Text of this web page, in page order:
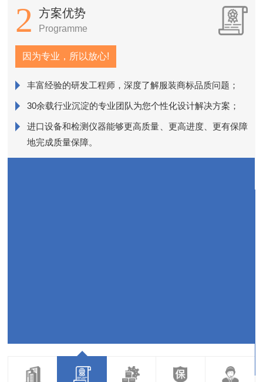
2 方案优势
Programme
因为专业，所以放心!
丰富经验的研发工程师，深度了解服装商标品质问题；
30余载行业沉淀的专业团队为您个性化设计解决方案；
进口设备和检测仪器能够更高质量、更高进度、更有保障
地完成质量保障。